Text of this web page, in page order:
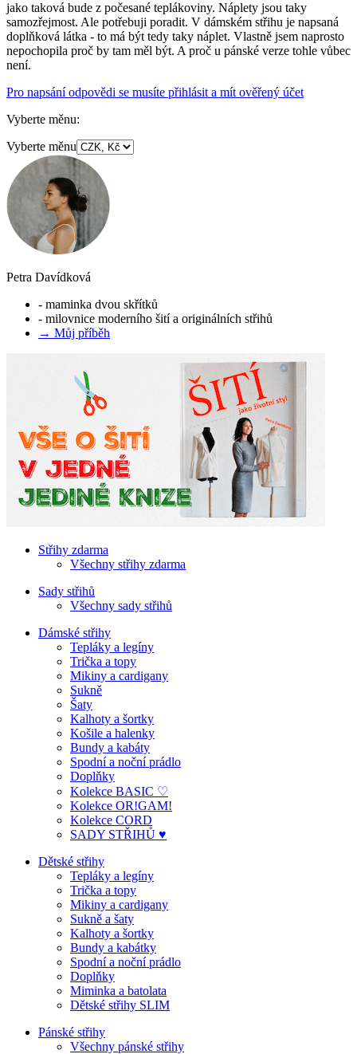
jako taková bude z počesané teplákoviny. Náplety jsou taky
samozřejmost. Ale potřebuji poradit. V dámském střihu je napsaná
doplňková látka - to má být tedy taky náplet. Vlastně jsem naprosto
nepochopila proč by tam měl být. A proč u pánské verze tohle vůbec
není.
Pro napsání odpovědi se musíte přihlásit a mít ověřený účet
Vyberte měnu:
Vyberte měnu
Petra Davídková
- maminka dvou skřítků
- milovnice moderního šití a originálních střihů
→ Můj příběh
Střihy zdarma
Všechny střihy zdarma
Sady střihů
Všechny sady střihů
Dámské střihy
Tepláky a legíny
Trička a topy
Mikiny a cardigany
Sukně
Šaty
Kalhoty a šortky
Košile a halenky
Bundy a kabáty
Spodní a noční prádlo
Doplňky
Kolekce BASIC ♡
Kolekce OR!GAM!
Kolekce CORD
SADY STŘIHŮ ♥
Dětské střihy
Tepláky a legíny
Trička a topy
Mikiny a cardigany
Sukně a šaty
Kalhoty a šortky
Bundy a kabátky
Spodní a noční prádlo
Doplňky
Miminka a batolata
Dětské střihy SLIM
Pánské střihy
Všechny pánské střihy